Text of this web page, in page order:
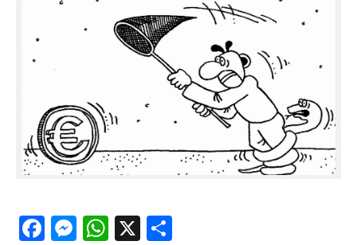
Facebook
Messenger
WhatsApp
X